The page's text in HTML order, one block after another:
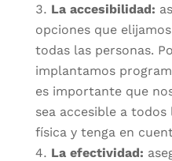
La accesibilidad:
opciones que
todas las personas.
implantamos
es importante que
sea accesible a
física y tenga en
La efectividad: